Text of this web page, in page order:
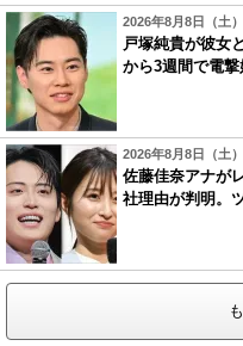
2026年8月8日（土
戸塚純貴が彼女
から3週間で電
2026年8月8日（土
佐藤佳奈アナが
社理由が判明。